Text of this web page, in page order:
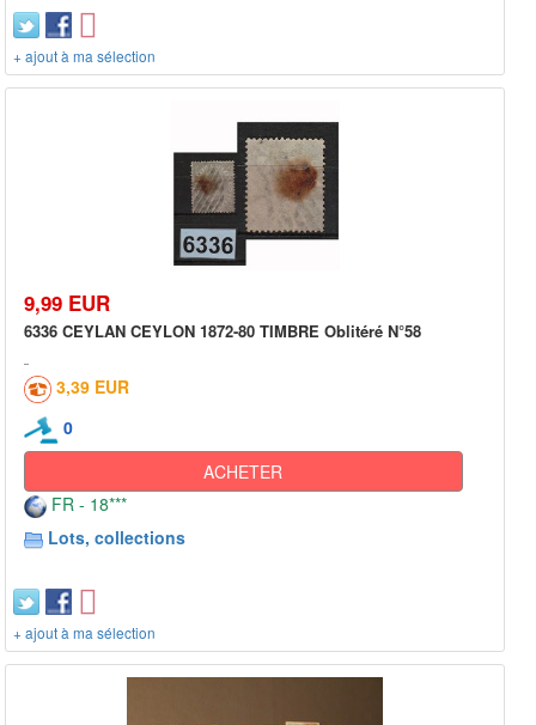
+ ajout à ma sélection
9,99 EUR
6336 CEYLAN CEYLON 1872-80 TIMBRE Oblitéré N°58
3,39 EUR
0
ACHETER
FR - 18***
Lots, collections
+ ajout à ma sélection